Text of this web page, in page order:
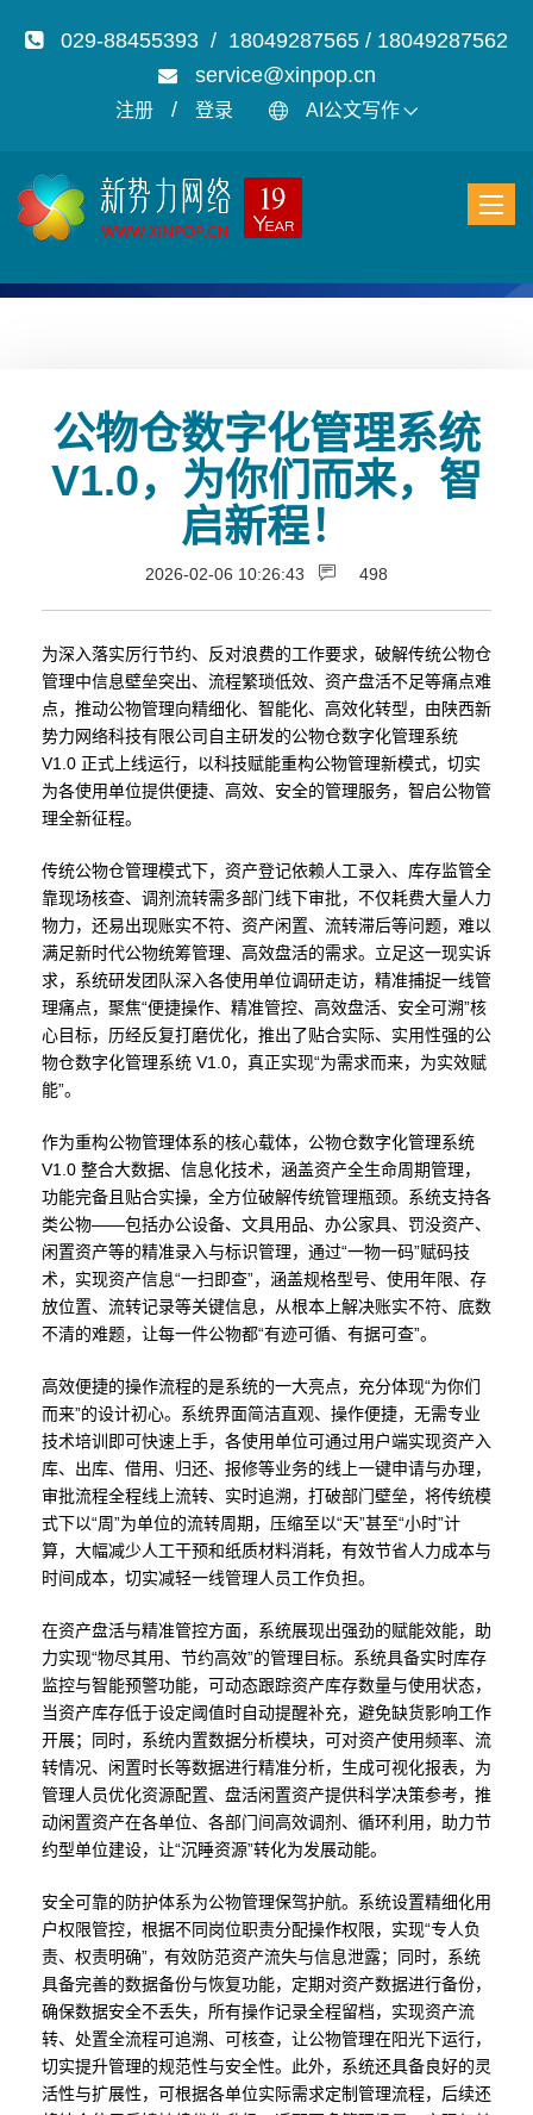
029-88455393 / 18049287565 / 18049287562
service@xinpop.cn
注册 / 登录 AI公文写作
公物仓数字化管理系统
V1.0，为你们而来，智
启新程！
2026-02-06 10:26:43 498
为深入落实厉行节约、反对浪费的工作要求，破解传统公物仓
管理中信息壁垒突出、流程繁琐低效、资产盘活不足等痛点难
点，推动公物管理向精细化、智能化、高效化转型，由陕西新
势力网络科技有限公司自主研发的公物仓数字化管理系统
V1.0 正式上线运行，以科技赋能重构公物管理新模式，切实
为各使用单位提供便捷、高效、安全的管理服务，智启公物管
理全新征程。
传统公物仓管理模式下，资产登记依赖人工录入、库存监管全
靠现场核查、调剂流转需多部门线下审批，不仅耗费大量人力
物力，还易出现账实不符、资产闲置、流转滞后等问题，难以
满足新时代公物统筹管理、高效盘活的需求。立足这一现实诉
求，系统研发团队深入各使用单位调研走访，精准捕捉一线管
理痛点，聚焦“便捷操作、精准管控、高效盘活、安全可溯”核
心目标，历经反复打磨优化，推出了贴合实际、实用性强的公
物仓数字化管理系统 V1.0，真正实现“为需求而来，为实效赋
能”。
作为重构公物管理体系的核心载体，公物仓数字化管理系统
V1.0 整合大数据、信息化技术，涵盖资产全生命周期管理，
功能完备且贴合实操，全方位破解传统管理瓶颈。系统支持各
类公物——包括办公设备、文具用品、办公家具、罚没资产、
闲置资产等的精准录入与标识管理，通过“一物一码”赋码技
术，实现资产信息“一扫即查”，涵盖规格型号、使用年限、存
放位置、流转记录等关键信息，从根本上解决账实不符、底数
不清的难题，让每一件公物都“有迹可循、有据可查”。
高效便捷的操作流程的是系统的一大亮点，充分体现“为你们
而来”的设计初心。系统界面简洁直观、操作便捷，无需专业
技术培训即可快速上手，各使用单位可通过用户端实现资产入
库、出库、借用、归还、报修等业务的线上一键申请与办理，
审批流程全程线上流转、实时追溯，打破部门壁垒，将传统模
式下以“周”为单位的流转周期，压缩至以“天”甚至“小时”计
算，大幅减少人工干预和纸质材料消耗，有效节省人力成本与
时间成本，切实减轻一线管理人员工作负担。
在资产盘活与精准管控方面，系统展现出强劲的赋能效能，助
力实现“物尽其用、节约高效”的管理目标。系统具备实时库存
监控与智能预警功能，可动态跟踪资产库存数量与使用状态，
当资产库存低于设定阈值时自动提醒补充，避免缺货影响工作
开展；同时，系统内置数据分析模块，可对资产使用频率、流
转情况、闲置时长等数据进行精准分析，生成可视化报表，为
管理人员优化资源配置、盘活闲置资产提供科学决策参考，推
动闲置资产在各单位、各部门间高效调剂、循环利用，助力节
约型单位建设，让“沉睡资源”转化为发展动能。
安全可靠的防护体系为公物管理保驾护航。系统设置精细化用
户权限管控，根据不同岗位职责分配操作权限，实现“专人负
责、权责明确”，有效防范资产流失与信息泄露；同时，系统
具备完善的数据备份与恢复功能，定期对资产数据进行备份，
确保数据安全不丢失，所有操作记录全程留档，实现资产流
转、处置全流程可追溯、可核查，让公物管理在阳光下运行，
切实提升管理的规范性与安全性。此外，系统还具备良好的灵
活性与扩展性，可根据各单位实际需求定制管理流程，后续还